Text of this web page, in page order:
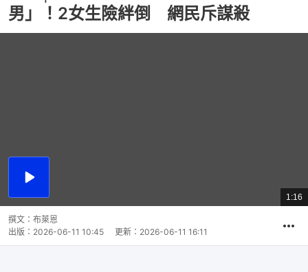
男」！2女生險絆倒 網民斥謀殺
播
總
共
1:16
撰文： 布萊恩
出版： 2026-06-11 10:45 更新： 2026-06-11 16:11